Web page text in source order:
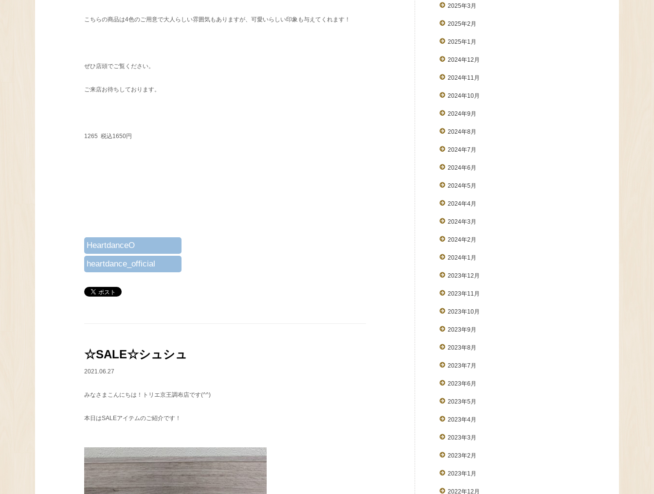
こちらの商品は4色のご用意で大人らしい雰囲気もありますが、可愛いらしい印象も与えてくれます！
ぜひ店頭でご覧ください。
ご来店お待ちしております。
1265 税込1650円
HeartdanceO
heartdance_official
☆SALE☆シュシュ
2021.06.27
みなさまこんにちは！トリエ京王調布店です(^^)
本日はSALEアイテムのご紹介です！
2025年3月
2025年2月
2025年1月
2024年12月
2024年11月
2024年10月
2024年9月
2024年8月
2024年7月
2024年6月
2024年5月
2024年4月
2024年3月
2024年2月
2024年1月
2023年12月
2023年11月
2023年10月
2023年9月
2023年8月
2023年7月
2023年6月
2023年5月
2023年4月
2023年3月
2023年2月
2023年1月
2022年12月